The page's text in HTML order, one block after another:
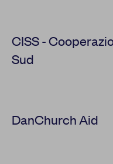
CISS -
Sud
DanChurch Aid